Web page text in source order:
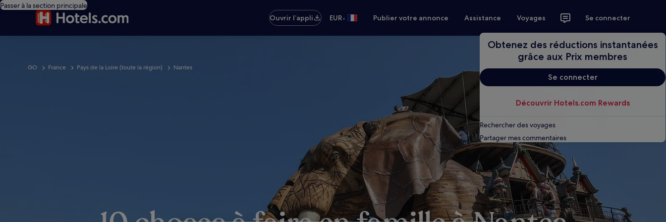
Passer à la section principale
Ouvrir l’appli
EUR• Publier votre annonce Assistance Voyages Se connecter
Obtenez des réductions instantanées
grâce aux Prix membres
Se connecter
Découvrir Hotels.com Rewards
Rechercher des voyages
Partager mes commentaires
GO France Pays de la Loire (toute la région) Nantes